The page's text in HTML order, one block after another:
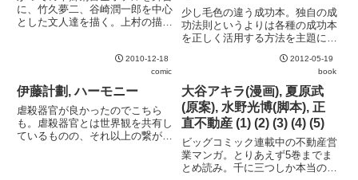
に、竹久夢二、谷崎潤一郎を中心
とした文人達を描く。上村の描く
2010-12-18
comic
少し毛色の違う成功本。独自の成
功法則というよりは各種の成功本
を正しく活用する方法を主題に据
言うべきか。読みやすい小説仕立
2012-05-19
book
伊藤計劃, ハーモニー
虐殺器官が良かったのでこちら
も。虐殺器官とは世界観を共有し
ているものの、それ以上の繋がり
大谷アキラ(漫画), 夏原武
(原案), 水野光博(脚本), 正
直不動産 (1) (2) (3) (4) (5)
ビッグコミック連載中の不動産営
業マンガ。とりあえず5巻までま
とめ読み。千に三つしか本当のこ